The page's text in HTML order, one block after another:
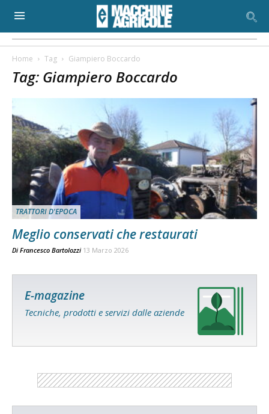
Home Tag Giampiero Boccardo
Tag: Giampiero Boccardo
TRATTORI D'EPOCA
Meglio conservati che restaurati
Di Francesco Bartolozzi 13 Marzo 2026
E-magazine
Tecniche, prodotti e servizi dalle aziende